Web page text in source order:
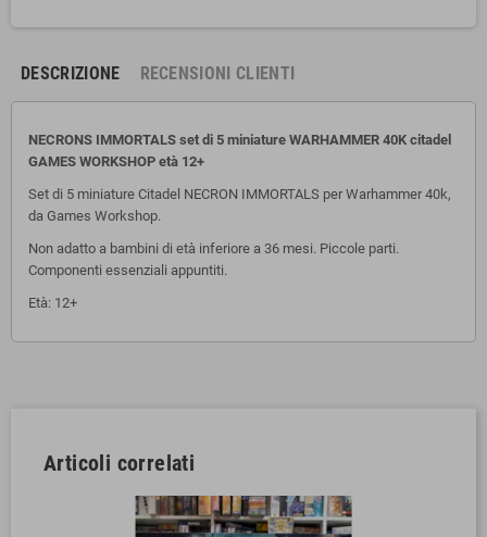
DESCRIZIONE RECENSIONI CLIENTI
NECRONS IMMORTALS set di 5 miniature WARHAMMER 40K citadel
GAMES WORKSHOP età 12+
Set di 5 miniature Citadel NECRON IMMORTALS per Warhammer 40k,
da Games Workshop.
Non adatto a bambini di età inferiore a 36 mesi. Piccole parti.
Componenti essenziali appuntiti.
Età: 12+
Articoli correlati